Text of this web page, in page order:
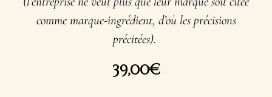
comme marque-ingrédient, d’où les précisions
précitées).
39,00€